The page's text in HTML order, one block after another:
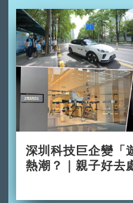
深圳科技巨企變「
熱潮？｜親子好去